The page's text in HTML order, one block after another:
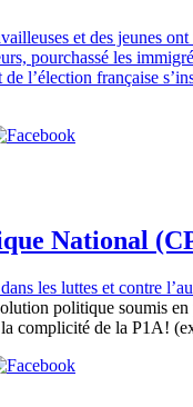
et des jeunes
pourchassé les
de l’élection française
National
les luttes et contre
politique soumis
complicité de la P1A!